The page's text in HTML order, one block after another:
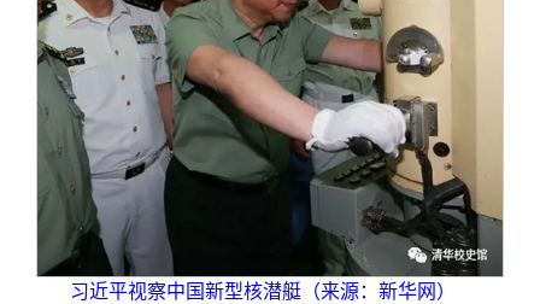
习近平视察中国新型核潜艇（来源：新华网）